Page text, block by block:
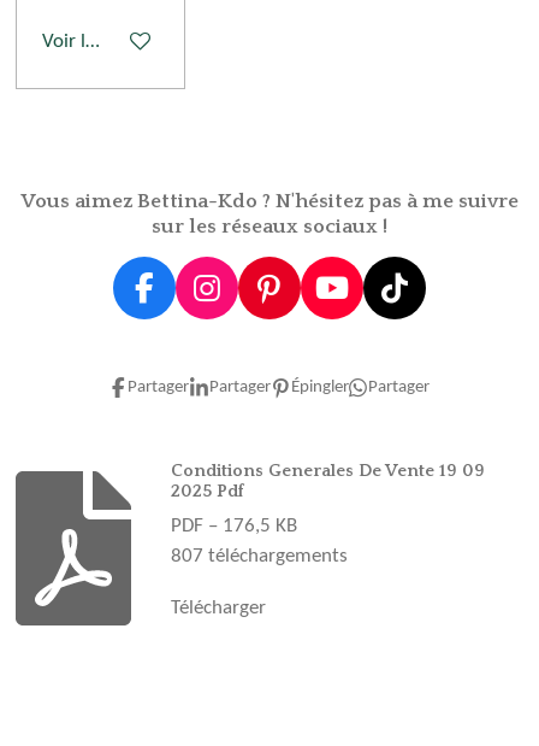
Voir les détails
Vous aimez Bettina-Kdo ? N'hésitez pas à me suivre
sur les réseaux sociaux !
F
e
I
t
r
a
m
P
t
e
t
Y
T
e
T
T
Partager Partager Épingler Partager
Conditions Generales De Vente 19 09
2025 Pdf
PDF – 176,5 KB
807 téléchargements
Télécharger